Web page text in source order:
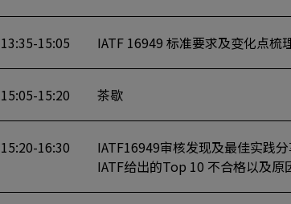
13:35-15:05 IATF 16949 标准要求及变化点梳
15:05-15:20 茶歇
15:20-16:30 IATF16949审核发现及最佳实践分
IATF给出的Top 10 不合格以及原